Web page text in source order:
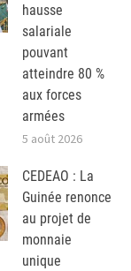
hausse
salariale
pouvant
atteindre 80 %
aux forces
armées
5 août 2026
CEDEAO : La
Guinée renonce
au projet de
monnaie
unique